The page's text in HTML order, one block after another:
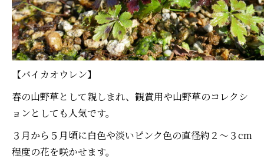
【バイカオウレン】
春の山野草として親しまれ、観賞用や山野草のコレクシ
ョンとしても人気です。
３月から５月頃に白色や淡いピンク色の直径約２～３cm
程度の花を咲かせます。